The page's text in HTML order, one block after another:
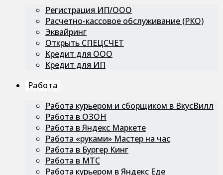
Регистрация ИП/ООО
Расчетно-кассовое обслуживание (РКО)
Эквайринг
Открыть СПЕЦСЧЕТ
Кредит для ООО
Кредит для ИП
Работа
Работа курьером и сборщиком в ВкусВилл
Работа в ОЗОН
Работа в Яндекс Маркете
Работа «руками» Мастер на час
Работа в Бургер Кинг
Работа в МТС
Работа курьером в Яндекс Еде